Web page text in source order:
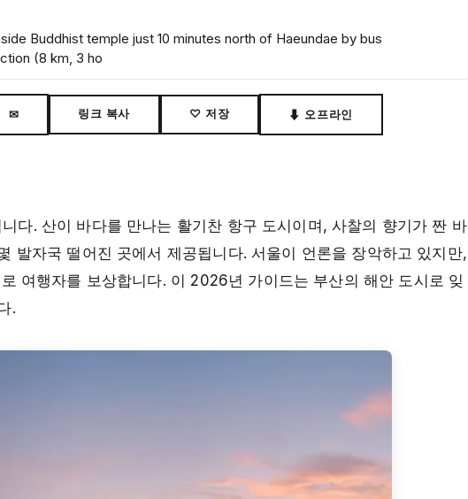
Buddhist temple just 10 minutes north of Haeundae by bus
(8 km, 3 ho
✉ 링크 복사 ♡ 저장 ⬇ 오프라인
다. 산이 바다를 만나는 활기찬 항구 도시이며, 사찰의 향기가 짠 바
발자국 떨어진 곳에서 제공됩니다. 서울이 언론을 장악하고 있지만,
여행자를 보상합니다. 이 2026년 가이드는 부산의 해안 도시로 잊
.